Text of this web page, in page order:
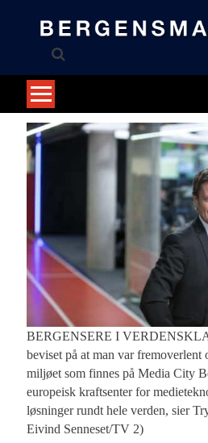
BERGENSERE I
beviset på at man var fremoverlent
miljøet som finnes på Media City
europeisk kraftsenter for
løsninger rundt hele verden, sier
Eivind Senneset/TV 2)